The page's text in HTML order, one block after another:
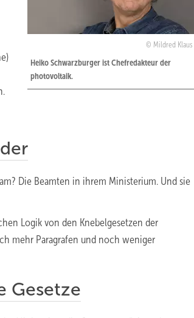
Mildred Klaus
Heiko Schwarzburger ist Chefredakteur der
photovoltaik.
Die Beamten in ihrem Ministerium. Und sie
Logik von den Knebelgesetzen der
mehr Paragrafen und noch weniger
Gesetze